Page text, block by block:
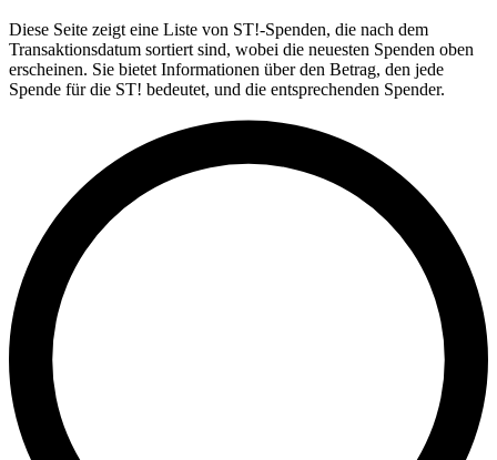
Diese Seite zeigt eine Liste von ST!-Spenden, die nach dem
Transaktionsdatum sortiert sind, wobei die neuesten Spenden oben
erscheinen. Sie bietet Informationen über den Betrag, den jede
Spende für die ST! bedeutet, und die entsprechenden Spender.